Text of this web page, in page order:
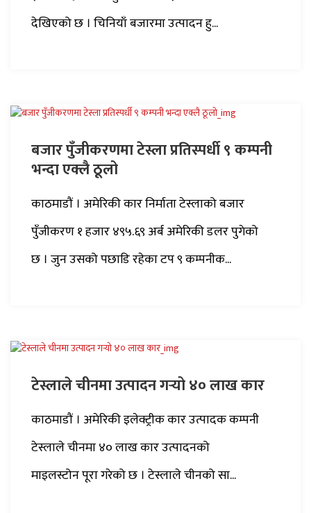
देखिएको छ । चिनियाँ बजारमा उत्पादन हु...
बजार पुँजीकरणमा टेस्ला प्रतिस्पर्धी ९ कम्पनी
भन्दा एक्लै ठूलो
काठमाडौं । अमेरिकी कार निर्माता टेस्लाको बजार
पुँजीकरण १ हजार ४९५.६९ अर्ब अमेरिकी डलर पुगेको
छ । जुन उसको पछाडि रहेका टप ९ कम्पनीक...
टेस्लाले चीनमा उत्पादन गर्‍यो ४० लाख कार
काठमाडौं । अमेरिकी इलेक्ट्रीक कार उत्पादक कम्पनी
टेस्लाले चीनमा ४० लाख कार उत्पादनको
माइलस्टोन पूरा गरेको छ । टेस्लाले चीनको सा...